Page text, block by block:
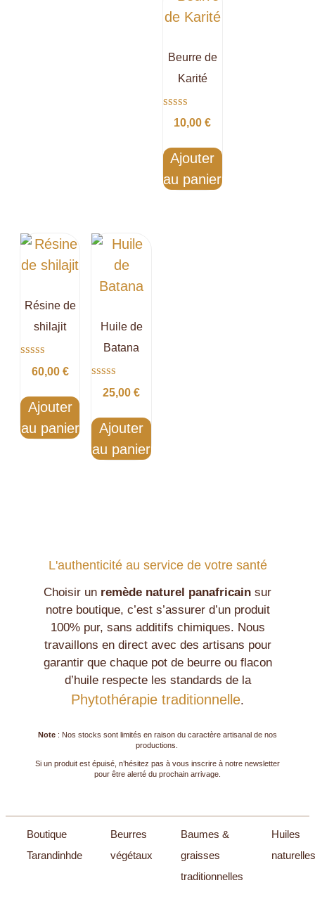
Beurre de
Karité
Note
5
10,00€
Ajouter
au panier
Résine de
shilajit
Note
5
60,00 €
Ajouter
au panier
Huile de
Batana
Note
5
25,00€
Ajouter
au panier
L'authenticité au service de votre santé
Choisir un remède naturel panafricain sur
notre boutique, c’est s’assurer d’un produit
100% pur, sans additifs chimiques. Nous
travaillons en direct avec des artisans pour
garantir que chaque pot de beurre ou flacon
d’huile respecte les standards de la
Phytothérapie traditionnelle.
Note : Nos stocks sont limités en raison du caractère artisanal de nos
productions.
Si un produit est épuisé, n’hésitez pas à vous inscrire à notre newsletter
pour être alerté du prochain arrivage.
Boutique
Tarandinhde
Beurres
végétaux
Baumes &
graisses
traditionnelles
Huiles
naturelles